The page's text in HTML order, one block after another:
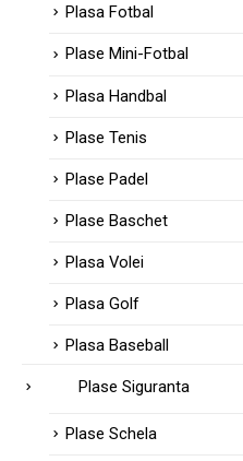
Plasa Fotbal
Plase Mini-Fotbal
Plasa Handbal
Plase Tenis
Plase Padel
Plase Baschet
Plasa Volei
Plasa Golf
Plasa Baseball
Plase Siguranta
Plase Schela